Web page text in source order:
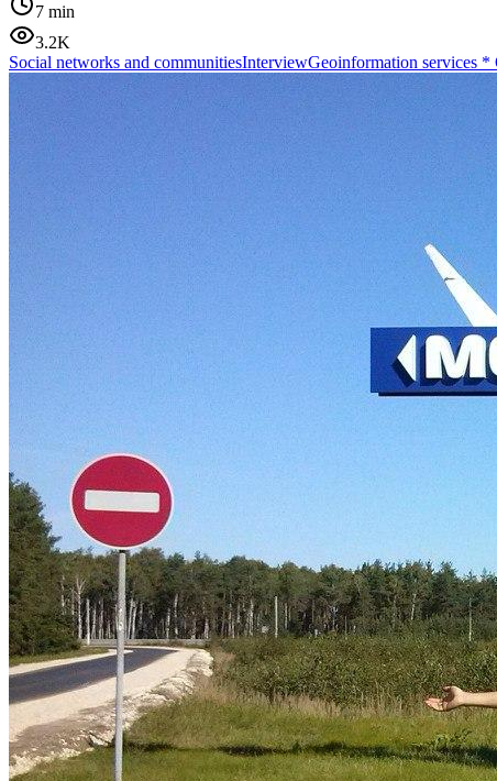
7 min
3.2K
Social networks and communitiesInterviewGeoinformation services *